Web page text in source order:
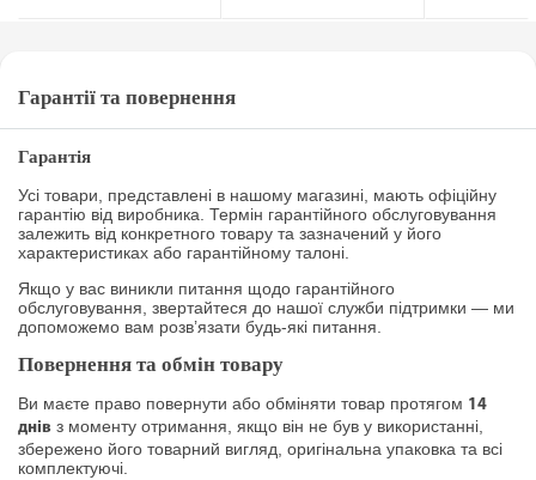
Гарантії та повернення
Гарантія
Усі товари, представлені в нашому магазині, мають офіційну
гарантію від виробника. Термін гарантійного обслуговування
залежить від конкретного товару та зазначений у його
характеристиках або гарантійному талоні.
Якщо у вас виникли питання щодо гарантійного
обслуговування, звертайтеся до нашої служби підтримки — ми
допоможемо вам розв’язати будь-які питання.
Повернення та обмін товару
Ви маєте право повернути або обміняти товар протягом 14
днів з моменту отримання, якщо він не був у використанні,
збережено його товарний вигляд, оригінальна упаковка та всі
комплектуючі.